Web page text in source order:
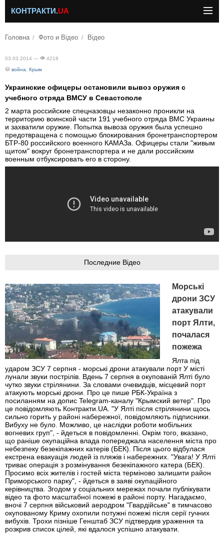
КОНТРАКТИ.UA
Головна Фото и Відео Відео
03.03.2014 —
4218
война
Крым
Украинские офицеры остановили вывоз оружия с
учебного отряда ВМСУ в Севастополе
2 марта российские спецназовцы незаконно проникли на
территорию воинской части 191 учебного отряда ВМС Украины
и захватили оружие. Попытка вывоза оружия была успешно
предотвращена с помощью блокирования бронетранспортером
БТР-80 российского военного КАМАЗа. Офицеры стали "живым
щитом" вокруг бронетранспортера и не дали российским
военным отбуксировать его в сторону.
Последние Відео
Морські
дрони ЗСУ
атакували
порт Ялти,
почалася
пожежа
Ялта під
ударом ЗСУ 7 серпня - морські дрони атакували порт У місті
лунали звуки пострілів. Вдень 7 серпня в окупованій Ялті було
чутко звуки стрілянини. За словами очевидців, місцевий порт
атакують морські дрони. Про це пише РБК-Україна з
посиланням на допис Telegram-каналу "Крымский ветер". Про
це повідомляють Контракти.UA. "У Ялті після стрілянини щось
сильно горить у районі набережної, повідомляють підписники.
Вибуху не було. Можливо, це наслідки роботи мобільних
вогневих груп", - йдеться в повідомленні. Окрім того, вказано,
що раніше окупаційна влада попереджала населення міста про
небезпеку безекіпажних катерів (БЕК). Після цього відбулася
екстрена евакуація людей із пляжів і набережних. "Увага! У Ялті
триває операція з розмінування безекіпажного катера (БЕК).
Просимо всіх жителів і гостей міста терміново залишити район
Приморського парку", - йдеться в заяві окупаційного
керівництва. Згодом у соціальних мережах почали публікувати
відео та фото масштабної пожежі в районі порту. Нагадаємо,
вночі 7 серпня військовий аеродром "Гвардійське" в тимчасово
окупованому Криму охопили потужні пожежі після серії гучних
вибухів. Трохи пізніше Генштаб ЗСУ підтвердив ураження та
розкрив список цілей, які вдалося успішно атакувати.